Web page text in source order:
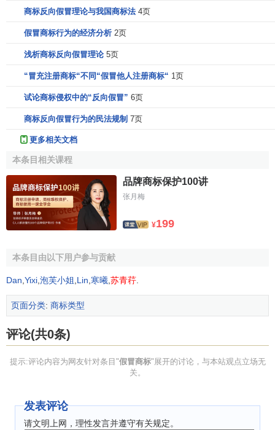
标的自我保护意识。通常可采取以下保护措施：
注意使自己的注册商标能够覆盖同类商品，尽可能避免
近似商标被他人注册，国内注册商标在国外被他人注册；
在增设分厂、联营厂或建立合资企业
商标专用权，或以商标专用权折抵出资额时，手续要齐
在发现自己的注册商标被假冒时，既可以自行收集证
时向公安部门控告，使用《刑法》保护自己的合法权益不受
侵犯。
商标反向假冒理论与我国商标法 4页
假冒商标行为的经济分析 2页
浅析商标反向假冒理论 5页
“冒充注册商标“不同“假冒他人注册商标“ 1页
试论商标侵权中的“反向假冒” 6页
商标反向假冒行为的民法规制 7页
更多相关文档
本条目相关课程
品牌商标保护100讲
张月梅
¥199
本条目由以下用户参与贡献
Dan Yixi 泡芙小姐 Lin 寒曦 苏青荇
页面分类: 商标类型
评论(共0条)
提示:评论内容为网友针对条目"假冒商标"展开的讨论，与本站观点立场无
关。
发表评论
请文明上网，理性发言并遵守有关规定。